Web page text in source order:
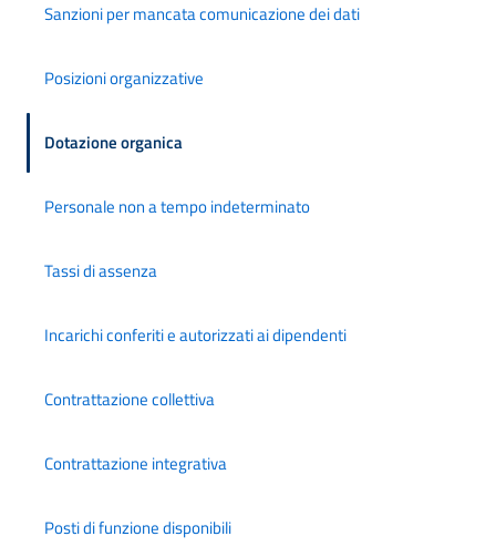
Sanzioni per mancata comunicazione dei dati
Posizioni organizzative
Dotazione organica
Personale non a tempo indeterminato
Tassi di assenza
Incarichi conferiti e autorizzati ai dipendenti
Contrattazione collettiva
Contrattazione integrativa
Posti di funzione disponibili